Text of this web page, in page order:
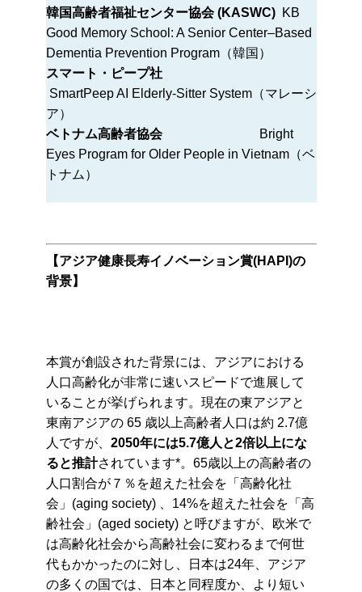
韓国高齢者福祉センター協会 (KASWC) KB
Good Memory School: A Senior Center–Based
Dementia Prevention Program（韓国）
スマート・ピープ社
SmartPeep AI Elderly-Sitter System（マレーシ
ア）
ベトナム高齢者協会Bright
Eyes Program for Older People in Vietnam（ベ
トナム）
【アジア健康長寿イノベーション賞(HAPI)の
背景】
本賞が創設された背景には、アジアにおける
人口高齢化が非常に速いスピードで進展して
いることが挙げられます。現在の東アジアと
東南アジアの 65 歳以上高齢者人口は約 2.7億
人ですが、 2050年には5.7億人と2倍以上にな
ると推計されています*。65歳以上の高齢者の
人口割合が７％を超えた社会を「高齢化社
会」(aging society) 、14%を超えた社会を「高
齢社会」(aged society) と呼びますが、欧米で
は高齢化社会から高齢社会に変わるまで何世
代もかかったのに対し、日本は24年、アジア
の多くの国では、日本と同程度か、より短い